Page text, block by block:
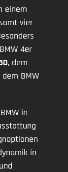
einem
vier
4er
, dem
BMW
in
in